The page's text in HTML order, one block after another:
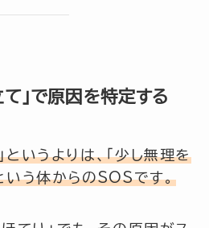
」で原因を特定する
というよりは、「少し無理を
いう体からのSOSです。